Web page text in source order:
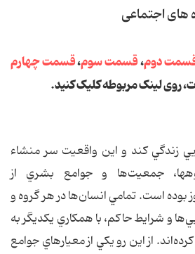
های اجتماعی
دوم،قسمت سوم،قسمت چهارم
روی لینک مربوطه کلیک کنید.
زندگي كند و اين واقعيت سر منشاء
جمعيت‌ها و جوامع بشري از
بوده است. تمامي انسان‌ها در هر گروه و
و شرايط حاكم، با همكاري يكديگر به
از این رو يكي‌ از معيارهاي‌ جوامع‌